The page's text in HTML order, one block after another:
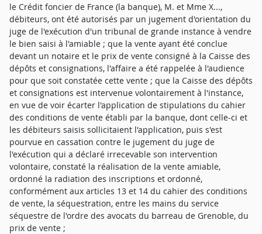
le Crédit foncier de France (la banque), M. et Mme X...,
débiteurs, ont été autorisés par un jugement d'orientation du
juge de l'exécution d'un tribunal de grande instance à vendre
le bien saisi à l'amiable ; que la vente ayant été conclue
devant un notaire et le prix de vente consigné à la Caisse des
dépôts et consignations, l'affaire a été rappelée à l'audience
pour que soit constatée cette vente ; que la Caisse des dépôts
et consignations est intervenue volontairement à l'instance,
en vue de voir écarter l'application de stipulations du cahier
des conditions de vente établi par la banque, dont celle-ci et
les débiteurs saisis sollicitaient l'application, puis s'est
pourvue en cassation contre le jugement du juge de
l'exécution qui a déclaré irrecevable son intervention
volontaire, constaté la réalisation de la vente amiable,
ordonné la radiation des inscriptions et ordonné,
conformément aux articles 13 et 14 du cahier des conditions
de vente, la séquestration, entre les mains du service
séquestre de l'ordre des avocats du barreau de Grenoble, du
prix de vente ;